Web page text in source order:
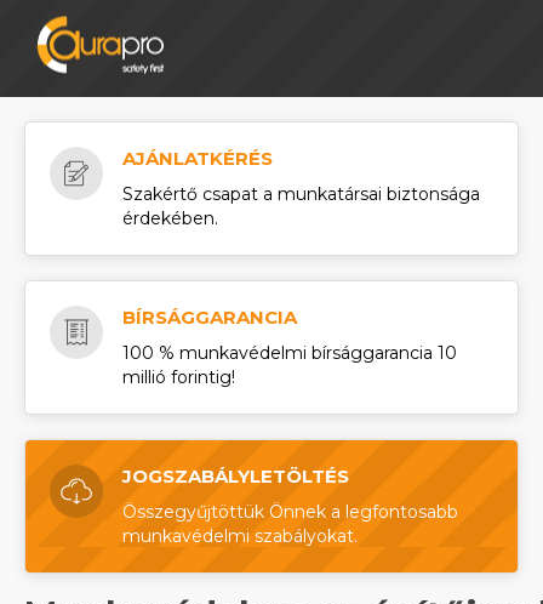
AJÁNLATKÉRÉS
Szakértő csapat a munkatársai biztonsága
érdekében.
BÍRSÁGGARANCIA
100 % munkavédelmi bírsággarancia 10
millió forintig!
JOGSZABÁLYLETÖLTÉS
Összegyűjtöttük Önnek a legfontosabb
munkavédelmi szabályokat.